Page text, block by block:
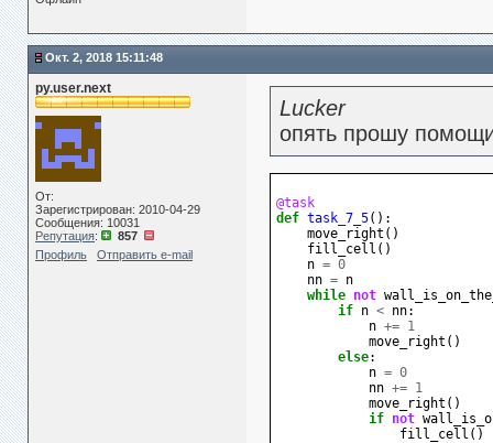
Окт. 2, 2018 15:11:48
py.user.next
От:
Зарегистрирован: 2010-04-29
Сообщения: 10031
Репутация:
857
Профиль
Отправить e-mail
Lucker
опять прошу
@task
def task_7_5():
move_right ()
fill_cell ()
n = 0
nn = n
while not
if n < nn:
n += 1
move_right ()
else:
n = 0
nn += 1
move_right ()
if not
fill_cell ()